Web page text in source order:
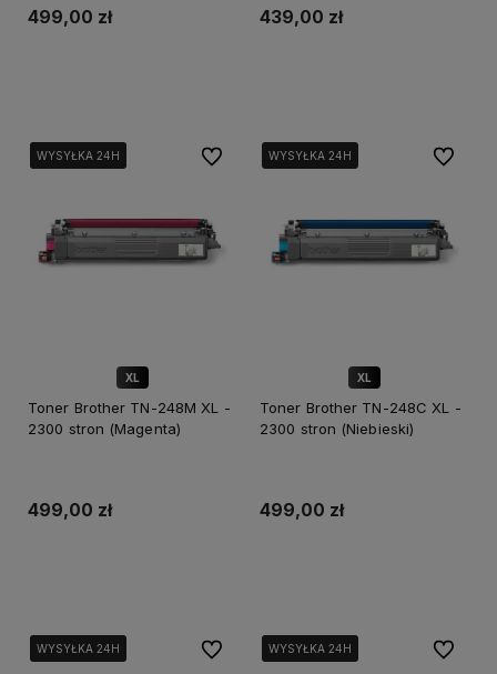
499,00 zł 439,00 zł
XL
WYSYŁKA 24H
WYSYŁKA 24H
WYSYŁKA 24H
Toner Brother TN-248M XL -
2300 stron (Magenta)
499,00 zł
Do ulubionych
XL
WYSYŁKA 24H
WYSYŁKA 24H
Toner Brother TN-248C XL -
2300 stron (Niebieski)
499,00 zł
Do
WYSYŁKA 24H
WYSYŁKA 24H
WYSYŁKA 24H Do ulubionychWYSYŁKA 24H
WYSYŁKA 24H
WYSYŁKA 24H Do